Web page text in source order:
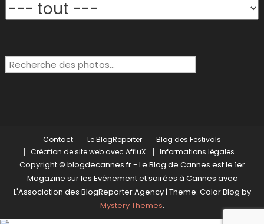
Rechercher:
Contact Le BlogReporter
Blog des Festivals
Création de site web avec AffluX
Informations légales
Copyright © blogdecannes.fr - Le Blog de Cannes est le 1er
Magazine sur les Evénement et soirées à Cannes avec
L'Association des BlogReporter Agency| Theme: Color Blog by
Mystery Themes.